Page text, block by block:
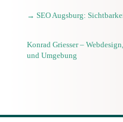
→ SEO Augsburg:
Konrad Griesser –
und Umgebung